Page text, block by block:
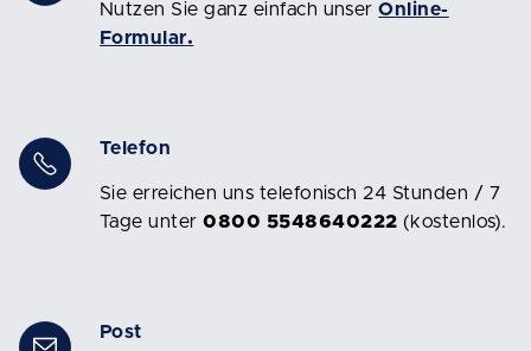
Nutzen Sie ganz einfach unserOnline-
Formular.
Telefon
Sie erreichen uns telefonisch 24 Stunden / 7
Tage unter0800 5548640222 (kostenlos).
Post